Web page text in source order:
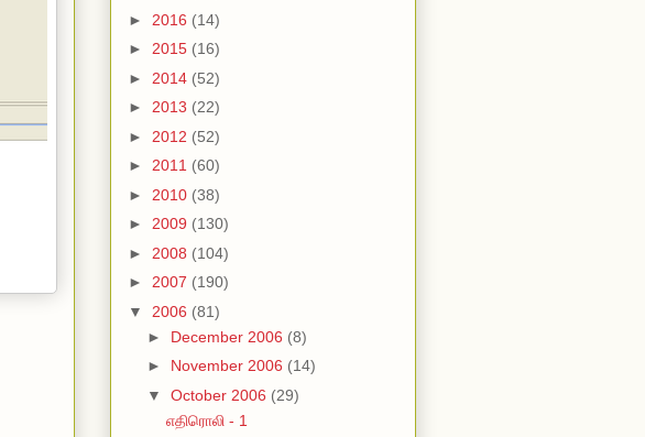
► 2016 (14)
► 2015 (16)
► 2014 (52)
► 2013 (22)
► 2012 (52)
► 2011 (60)
► 2010 (38)
► 2009 (130)
► 2008 (104)
► 2007 (190)
▼ 2006 (81)
► December 2006 (8)
► November 2006 (14)
▼ October 2006 (29)
எதிரொலி - 1